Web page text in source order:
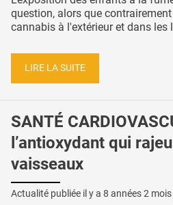
question, alors que
cannabis à l'extérieur et dans les
LIRE LA SUITE
SANTÉ
l’antioxydant qui
vaisseaux
Actualité publiée il y a 8 années 2 mois